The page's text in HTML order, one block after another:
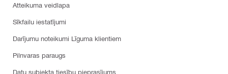
Atteikuma veidlapa
Sīkfailu iestatījumi
Darījumu noteikumi Līguma klientiem
Pilnvaras paraugs
Datu subjekta tiesību pieprasījums